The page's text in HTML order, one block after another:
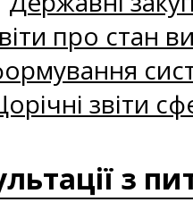
про стан
звіти
з